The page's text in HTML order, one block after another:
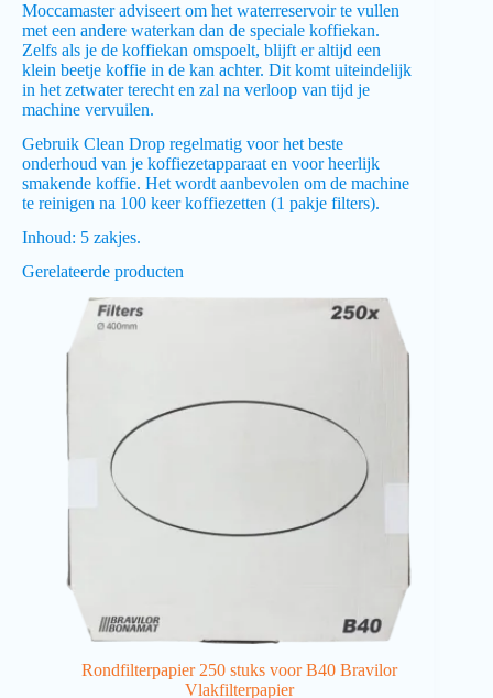
Moccamaster adviseert om het waterreservoir te vullen
met een andere waterkan dan de speciale koffiekan.
Zelfs als je de koffiekan omspoelt, blijft er altijd een
klein beetje koffie in de kan achter. Dit komt uiteindelijk
in het zetwater terecht en zal na verloop van tijd je
machine vervuilen.
Gebruik Clean Drop regelmatig voor het beste
onderhoud van je koffiezetapparaat en voor heerlijk
smakende koffie. Het wordt aanbevolen om de machine
te reinigen na 100 keer koffiezetten (1 pakje filters).
Inhoud: 5 zakjes.
Gerelateerde producten
Rondfilterpapier 250 stuks voor B40 Bravilor
Vlakfilterpapier